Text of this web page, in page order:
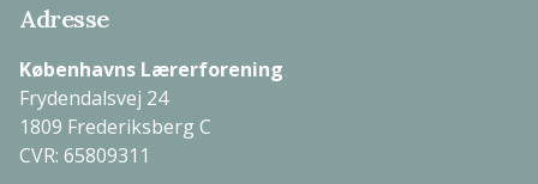
Adresse
Københavns Lærerforening
Frydendalsvej 24
1809 Frederiksberg C
CVR: 65809311